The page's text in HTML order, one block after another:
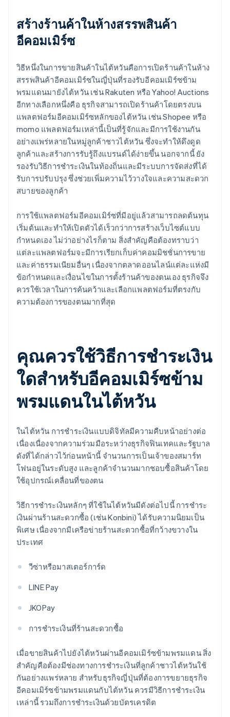
สร้างร้านค้าในห้างสรรพสินค้า
อีคอมเมิร์ซ
วิธีหนึ่งในการขายสินค้าในไต้หวันคือการเปิดร้านค้าในห้าง
สรรพสินค้าอีคอมเมิร์ซในญี่ปุ่นที่รองรับอีคอมเมิร์ซข้าม
พรมแดนมายังไต้หวัน เช่น Rakuten หรือ Yahoo! Auctions
อีกทางเลือกหนึ่งคือ ธุรกิจสามารถเปิดร้านค้าโดยตรงบน
แพลตฟอร์มอีคอมเมิร์ซหลักของไต้หวัน เช่น Shopee หรือ
momo แพลตฟอร์มเหล่านี้เป็นที่รู้จักและมีการใช้งานกัน
อย่างแพร่หลายในหมู่ลูกค้าชาวไต้หวัน ซึ่งจะทำให้ดึงดูด
ลูกค้าและสร้างการรับรู้ถึงแบรนด์ได้ง่ายขึ้น นอกจากนี้ ยัง
รองรับวิธีการชำระเงินในท้องถิ่นและมีระบบการจัดส่งที่ได้
รับการปรับปรุง ซึ่งช่วยเพิ่มความไว้วางใจและความสะดวก
สบายของลูกค้า
การใช้แพลตฟอร์มอีคอมเมิร์ซที่มีอยู่แล้วสามารถลดต้นทุน
เริ่มต้นและทำให้เปิดตัวได้เร็วกว่าการสร้างเว็บไซต์แบบ
กำหนดเอง ไม่ว่าอย่างไรก็ตาม สิ่งสำคัญคือต้องทราบว่า
แต่ละแพลตฟอร์มจะมีการเรียกเก็บค่าคอมมิชชั่นการขาย
และค่าธรรมเนียมอื่นๆ เนื่องจากตลาดออนไลน์แต่ละแห่งมี
ข้อกำหนดและเงื่อนไขในการตั้งร้านค้าของตนเอง ธุรกิจจึง
ควรใช้เวลาในการค้นคว้าและเลือกแพลตฟอร์มที่ตรงกับ
ความต้องการของตนมากที่สุด
คุณควรใช้วิธีการชำระเงิน
ใดสำหรับอีคอมเมิร์ซข้าม
พรมแดนในไต้หวัน
ในไต้หวัน การชําระเงินแบบดิจิทัลมีความคืบหน้าอย่างต่อ
เนื่องเนื่องจากความร่วมมือระหว่างธุรกิจฟินเทคและรัฐบาล
ดังที่ได้กล่าวไว้ก่อนหน้านี้ จำนวนการเป็นเจ้าของสมาร์ท
โฟนอยู่ในระดับสูง และลูกค้าจํานวนมากชอบซื้อสินค้าโดย
ใช้อุปกรณ์เคลื่อนที่ของตน
วิธีการชำระเงินหลักๆ ที่ใช้ในไต้หวันมีดังต่อไปนี้ การชำระ
เงินผ่านร้านสะดวกซื้อ (เช่น Konbini) ได้รับความนิยมเป็น
พิเศษ เนื่องจากมีเครือข่ายร้านสะดวกซื้อที่กว้างขวางใน
ประเทศ
วีซ่าหรือมาสเตอร์การ์ด
LINE Pay
JKOPay
การชำระเงินที่ร้านสะดวกซื้อ
เมื่อขายสินค้าไปยังไต้หวันผ่านอีคอมเมิร์ซข้ามพรมแดน สิ่ง
สำคัญคือต้องมีช่องทางการชำระเงินที่ลูกค้าชาวไต้หวันใช้
กันอย่างแพร่หลาย สำหรับธุรกิจญี่ปุ่นที่ต้องการขยายธุรกิจ
อีคอมเมิร์ซข้ามพรมแดนกับไต้หวัน ควรมีวิธีการชำระเงิน
เหล่านี้ รวมถึงการชำระเงินด้วยบัตรเครดิต